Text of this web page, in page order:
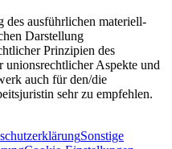
des ausführlichen materiell-
Darstellung
Prinzipien des
unionsrechtlicher Aspekte und
auch für den/die
sehr zu empfehlen.
Sonstige